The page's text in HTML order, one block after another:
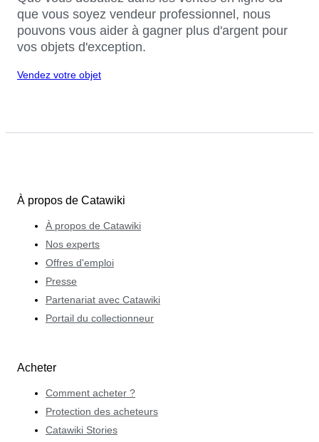
que vous soyez vendeur professionnel, nous
pouvons vous aider à gagner plus d'argent pour
vos objets d'exception.
Vendez votre objet
À propos de Catawiki
À propos de Catawiki
Nos experts
Offres d'emploi
Presse
Partenariat avec Catawiki
Portail du collectionneur
Acheter
Comment acheter ?
Protection des acheteurs
Catawiki Stories